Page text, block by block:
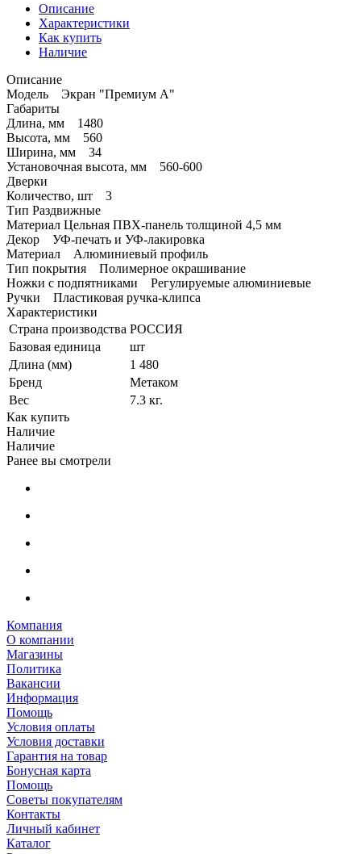
Описание
Характеристики
Как купить
Наличие
Описание
Модель Экран "Премиум А"
Габариты
Длина, мм 1480
Высота, мм 560
Ширина, мм 34
Установочная высота, мм 560-600
Дверки
Количество, шт 3
Тип Раздвижные
Материал Цельная ПВХ-панель толщиной 4,5 мм
Декор УФ-печать и УФ-лакировка
Материал Алюминиевый профиль
Тип покрытия Полимерное окрашивание
Ножки с подпятниками Регулируемые алюминиевые
Ручки Пластиковая ручка-клипса
Характеристики
Страна производства РОССИЯ
Базовая единица
шт
Длина (мм)
1 480
Бренд
Метаком
Вес
7.3 кг.
Как купить
Наличие
Наличие
Ранее вы смотрели
Компания
О компании
Магазины
Политика
Вакансии
Информация
Помощь
Условия оплаты
Условия доставки
Гарантия на товар
Бонусная карта
Помощь
Советы покупателям
Контакты
Личный кабинет
Каталог